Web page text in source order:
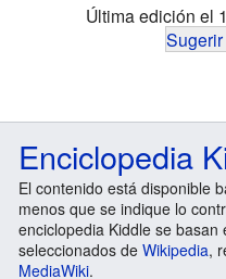
Última edición el
Enciclopedia
El contenido está disponible
menos que se indique lo
enciclopedia Kiddle se
seleccionados de Wikipedia,
MediaWiki.